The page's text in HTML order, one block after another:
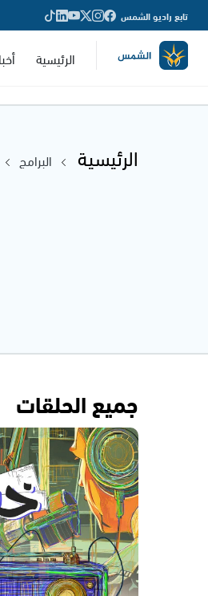
تابع راديو الشمس
الرئيسية
الرئيسية البرامج
جميع الحلقات